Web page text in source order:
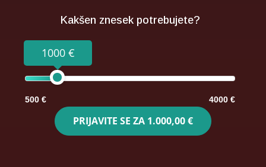
Kakšen znesek potrebujete?
1000 €
500 € 4000 €
PRIJAVITE SE ZA 1.000,00 €